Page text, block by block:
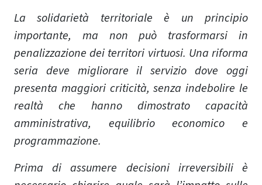
La solidarietà territoriale è un principio
importante, ma non può trasformarsi in
penalizzazione dei territori virtuosi. Una riforma
seria deve migliorare il servizio dove oggi
presenta maggiori criticità, senza indebolire le
realtà che hanno dimostrato capacità
amministrativa, equilibrio economico e
programmazione.
Prima di assumere decisioni irreversibili è